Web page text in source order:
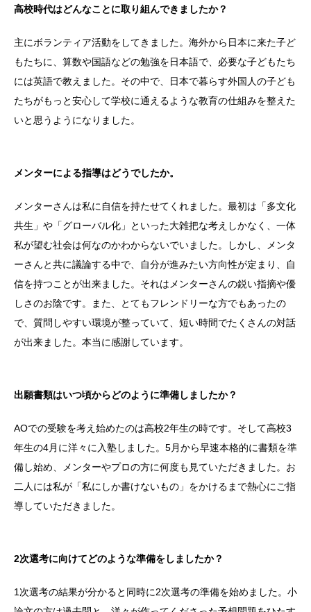
高校時代はどんなことに取り組んできましたか？
主にボランティア活動をしてきました。海外から日本に来た子ど
もたちに、算数や国語などの勉強を日本語で、必要な子どもたち
には英語で教えました。その中で、日本で暮らす外国人の子ども
たちがもっと安心して学校に通えるような教育の仕組みを整えた
いと思うようになりました。
メンターによる指導はどうでしたか。
メンターさんは私に自信を持たせてくれました。最初は「多文化
共生」や「グローバル化」といった大雑把な考えしかなく、一体
私が望む社会は何なのかわからないでいました。しかし、メンタ
ーさんと共に議論する中で、自分が進みたい方向性が定まり、自
信を持つことが出来ました。それはメンターさんの鋭い指摘や優
しさのお陰です。また、とてもフレンドリーな方でもあったの
で、質問しやすい環境が整っていて、短い時間でたくさんの対話
が出来ました。本当に感謝しています。
出願書類はいつ頃からどのように準備しましたか？
AOでの受験を考え始めたのは高校2年生の時です。そして高校3
年生の4月に洋々に入塾しました。5月から早速本格的に書類を準
備し始め、メンターやプロの方に何度も見ていただきました。お
二人には私が「私にしか書けないもの」をかけるまで熱心にご指
導していただきました。
2次選考に向けてどのような準備をしましたか？
1次選考の結果が分かると同時に2次選考の準備を始めました。小